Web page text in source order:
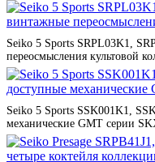
Seiko 5 Sports SRPL03K1,
переосмысления культовой
Seiko 5 Sports SSK001K1,
механические GMT серии